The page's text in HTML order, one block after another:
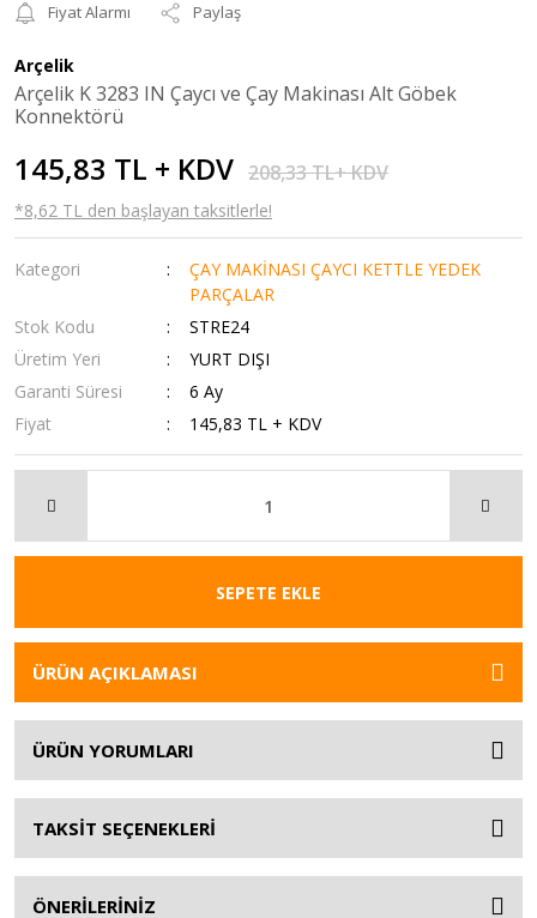
Fiyat Alarmı
Paylaş
Arçelik
Arçelik K 3283 IN Çaycı ve Çay Makinası Alt Göbek
Konnektörü
145,83 TL + KDV 208,33 TL+ KDV
*8,62 TL den başlayan taksitlerle!
Kategori
ÇAY MAKİNASI ÇAYCI KETTLE YEDEK
PARÇALAR
Stok Kodu
STRE24
Üretim Yeri
YURT DIŞI
Garanti Süresi
6 Ay
Fiyat
145,83 TL + KDV
SEPETE EKLE
ÜRÜN AÇIKLAMASI
ÜRÜN YORUMLARI
TAKSİT SEÇENEKLERİ
ÖNERİLERİNİZ